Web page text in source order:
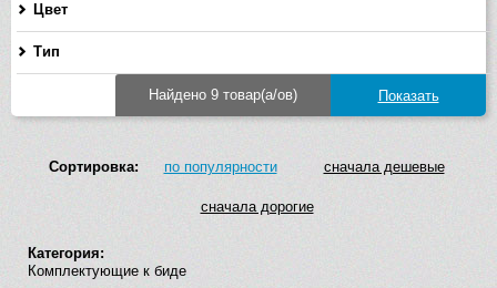
Цвет
Тип
Найдено 9 товар(а/ов)
Сортировка: по популярности сначала дешевые
сначала дорогие
Категория:
Комплектующие к биде